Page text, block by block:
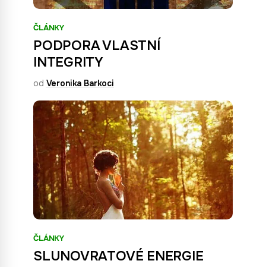
ČLÁNKY
PODPORA VLASTNÍ
INTEGRITY
od Veronika Barkoci
ČLÁNKY
SLUNOVRATOVÉ ENERGIE